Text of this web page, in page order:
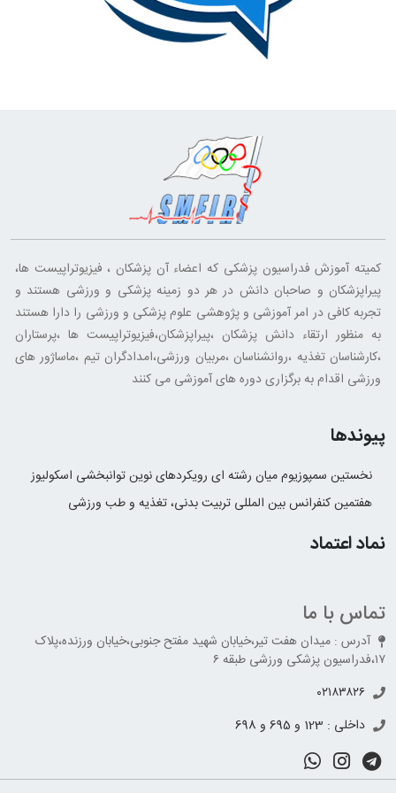
کمیته آموزش فدراسیون پزشکی که اعضاء آن پزشکان ، فیزیوتراپیست ها،
پیراپزشکان و صاحبان دانش در هر دو زمینه پزشکی و ورزشی هستند و
تجربه کافی در امر آموزشی و پژوهشی علوم پزشکی و ورزشی را دارا هستند
به منظور ارتقاء دانش پزشکان ،پیراپزشکان،فیزیوتراپیست ها ،پرستاران
،کارشناسان تغذیه ،روانشناسان ،مربیان ورزشی،امدادگران تیم ،ماساژور های
ورزشی اقدام به برگزاری دوره های آموزشی می کنند
پیوندها
نخستین سمپوزیوم میان رشته ای رویکردهای نوین توانبخشی اسکولیوز
هفتمین کنفرانس بین المللی تربیت بدنی، تغذیه و طب ورزشی
نماد اعتماد
تماس با ما
آدرس : میدان هفت تیر،خیابان شهید مفتح جنوبی،خیابان ورزنده،پلاک
۱۷،فدراسیون پزشکی ورزشی طبقه ۶
۰۲۱۸۳۸۲۶
داخلی : 123 و 695 و 698